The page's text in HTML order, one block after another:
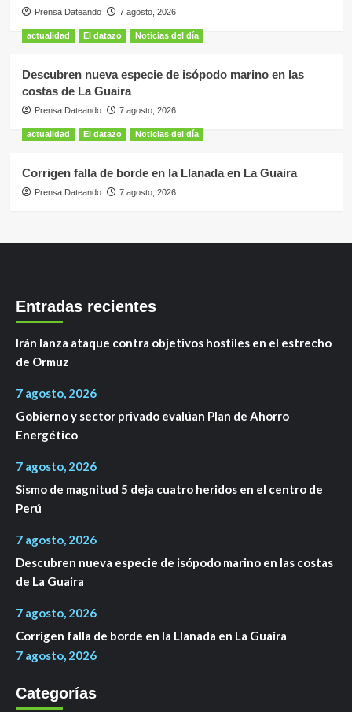
Prensa Dateando 7 agosto, 2026
actualidad El datazo Noticias del día
Descubren nueva especie de isópodo marino en las
costas de La Guaira
Prensa Dateando 7 agosto, 2026
actualidad El datazo Noticias del día
Corrigen falla de borde en la Llanada en La Guaira
Prensa Dateando 7 agosto, 2026
Entradas recientes
Irán lanza ataque contra objetivos hostiles en el estrecho
de Ormuz
7 agosto, 2026
Gobierno y sector privado evalúan Plan de Ahorro
Energético
7 agosto, 2026
Sismo de magnitud 5 deja cuatro heridos en el centro de
Perú
7 agosto, 2026
Descubren nueva especie de isópodo marino en las costas
de La Guaira
7 agosto, 2026
Corrigen falla de borde en la Llanada en La Guaira
7 agosto, 2026
Categorías